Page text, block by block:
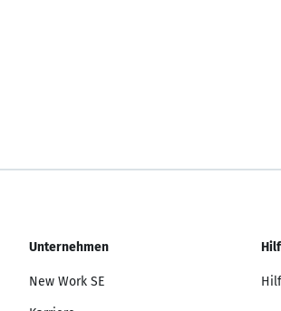
Unternehmen
New Work SE